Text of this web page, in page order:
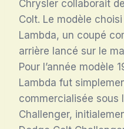
Chrysler collaborait
Colt. Le modèle
Lambda, un coupé
arrière lancé sur le
Pour l’année modèle
Lambda fut
commercialisée sous
Challenger,